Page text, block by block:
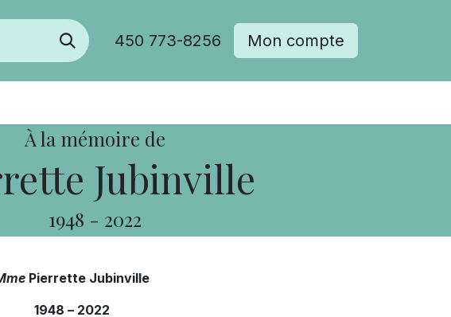
450 773-8256 Mon compte
À la mémoire de
Jubinville
1948 - 2022
Pierrette Jubinville
1948 – 2022